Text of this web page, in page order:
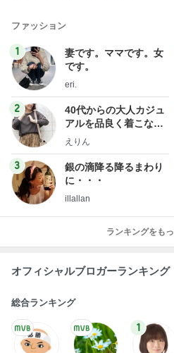
ファッション
1
妻です。ママです。女
です。
eri.
2
40代からの大人カジュ
アルを品良く着こなす
ファッションブログ
えりん
3
銀の滴降る降るまわり
に・・・
illallan
ランキングをも
オフィシャルブロガーランキング
総合ランキング
1